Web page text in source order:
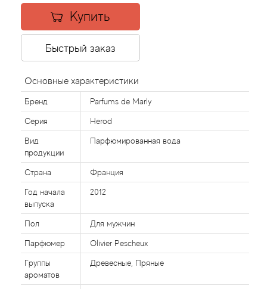
Купить
Быстрый заказ
Основные характеристики
Бренд Parfums de Marly
Серия Herod
Вид
продукции
Парфюмированная вода
Страна Франция
Год начала
выпуска
2012
Пол Для мужчин
Парфюмер Olivier Pescheux
Группы
ароматов
Древесные, Пряные
Aigner
Aj Arabia (Widian)
Al Haramain
Al Jazeera
Alaia Paris
Alexander McQueen
Alexandre Barthet
Alexandre J
Alfred Dunhill